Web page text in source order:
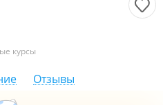
курсы
Отзывы